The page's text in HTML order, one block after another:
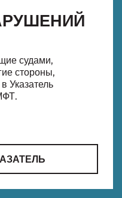
судами,
стороны,
Указатель